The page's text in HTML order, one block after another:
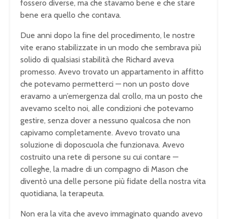
fossero diverse, ma che stavamo bene e che stare
bene era quello che contava.
Due anni dopo la fine del procedimento, le nostre
vite erano stabilizzate in un modo che sembrava più
solido di qualsiasi stabilità che Richard aveva
promesso. Avevo trovato un appartamento in affitto
che potevamo permetterci — non un posto dove
eravamo a un’emergenza dal crollo, ma un posto che
avevamo scelto noi, alle condizioni che potevamo
gestire, senza dover a nessuno qualcosa che non
capivamo completamente. Avevo trovato una
soluzione di doposcuola che funzionava. Avevo
costruito una rete di persone su cui contare —
colleghe, la madre di un compagno di Mason che
diventò una delle persone più fidate della nostra vita
quotidiana, la terapeuta.
Non era la vita che avevo immaginato quando avevo